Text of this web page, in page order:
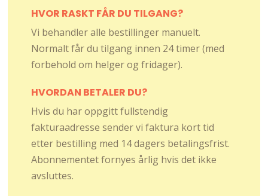
HVOR RASKT FÅR DU TILGANG?
Vi behandler alle bestillinger manuelt.
Normalt får du tilgang innen 24 timer (med
forbehold om helger og fridager).
HVORDAN BETALER DU?
Hvis du har oppgitt fullstendig
fakturaadresse sender vi faktura kort tid
etter bestilling med 14 dagers betalingsfrist.
Abonnementet fornyes årlig hvis det ikke
avsluttes.